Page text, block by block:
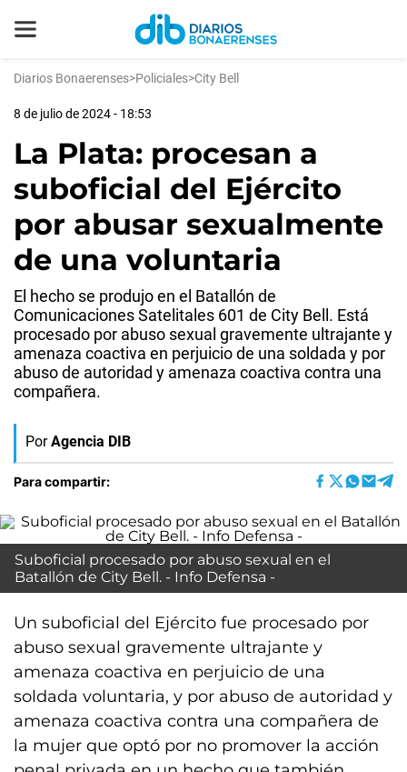
Diarios Bonaerenses>Policiales>City Bell
8 de julio de 2024 - 18:53
La Plata: procesan a
suboficial del Ejército
por abusar sexualmente
de una voluntaria
El hecho se produjo en el Batallón de
Comunicaciones Satelitales 601 de City Bell. Está
procesado por abuso sexual gravemente ultrajante y
amenaza coactiva en perjuicio de una soldada y por
abuso de autoridad y amenaza coactiva contra una
compañera.
Por Agencia DIB
Para compartir:
Suboficial procesado por abuso sexual en el
Batallón de City Bell. - Info Defensa -
Un suboficial del Ejército fue procesado por
abuso sexual gravemente ultrajante y
amenaza coactiva en perjuicio de una
soldada voluntaria, y por abuso de autoridad y
amenaza coactiva contra una compañera de
la mujer que optó por no promover la acción